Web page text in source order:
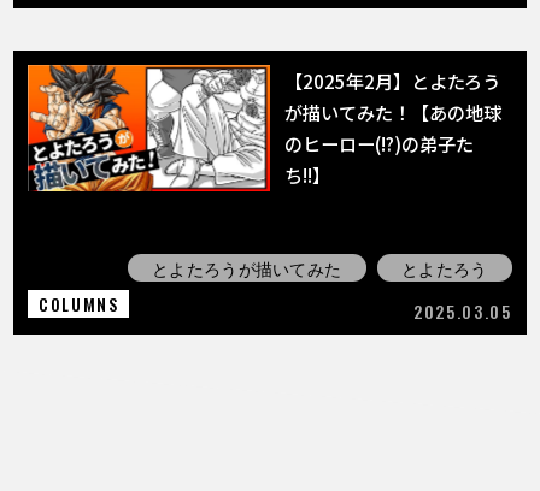
【2025年2月】とよたろう
が描いてみた！【あの地球
のヒーロー(!?)の弟子た
ち!!】
とよたろうが描いてみた
とよたろう
COLUMNS
2025.03.05